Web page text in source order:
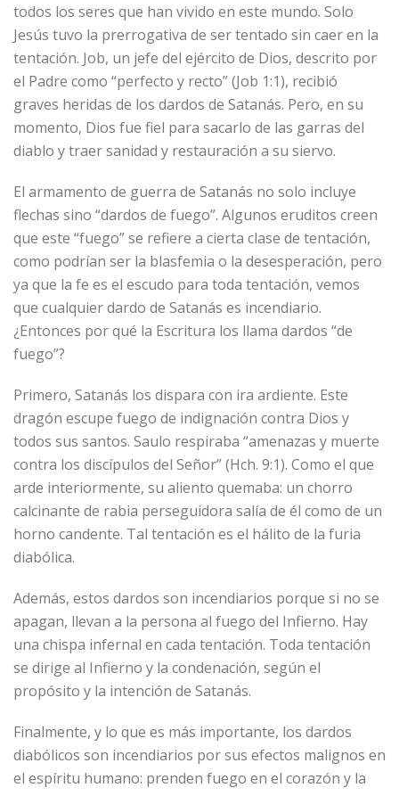
todos los seres que han vivido en este mundo. Solo
Jesús tuvo la prerrogativa de ser tentado sin caer en la
tentación. Job, un jefe del ejército de Dios, descrito por
el Padre como “perfecto y recto” (Job 1:1), recibió
graves heridas de los dardos de Satanás. Pero, en su
momento, Dios fue fiel para sacarlo de las garras del
diablo y traer sanidad y restauración a su siervo.
El armamento de guerra de Satanás no solo incluye
flechas sino “dardos de fuego”. Algunos eruditos creen
que este “fuego” se refiere a cierta clase de tentación,
como podrían ser la blasfemia o la desesperación, pero
ya que la fe es el escudo para toda tentación, vemos
que cualquier dardo de Satanás es incendiario.
¿Entonces por qué la Escritura los llama dardos “de
fuego”?
Primero, Satanás los dispara con ira ardiente. Este
dragón escupe fuego de indignación contra Dios y
todos sus santos. Saulo respiraba “amenazas y muerte
contra los discípulos del Señor” (Hch. 9:1). Como el que
arde interiormente, su aliento quemaba: un chorro
calcinante de rabia perseguidora salía de él como de un
horno candente. Tal tentación es el hálito de la furia
diabólica.
Además, estos dardos son incendiarios porque si no se
apagan, llevan a la persona al fuego del Infierno. Hay
una chispa infernal en cada tentación. Toda tentación
se dirige al Infierno y la condenación, según el
propósito y la intención de Satanás.
Finalmente, y lo que es más importante, los dardos
diabólicos son incendiarios por sus efectos malignos en
el espíritu humano: prenden fuego en el corazón y la